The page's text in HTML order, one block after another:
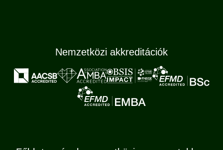
Nemzetközi akkreditációk